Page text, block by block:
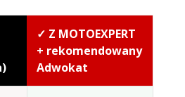
✓ Z MOTOEXPERT
+ rekomendowany
Adwokat